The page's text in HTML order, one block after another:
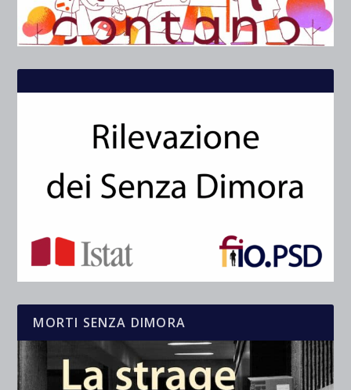
MORTI SENZA DIMORA